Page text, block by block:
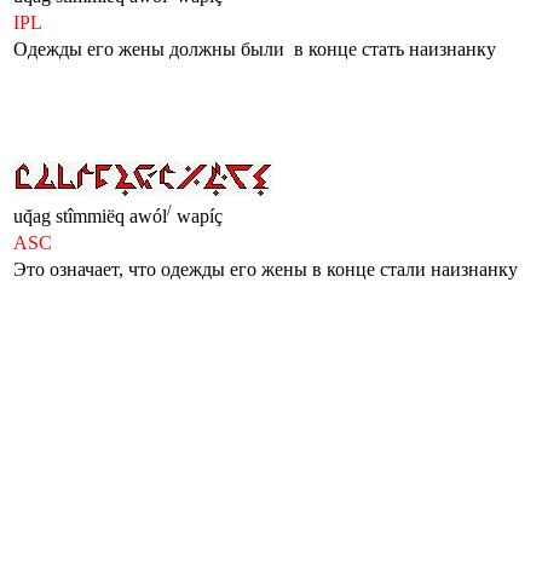
IPL
Одежды его жены должны были в конце стать наизнанку
uq̌ag stîmmiëq awól/ wapíç
ASC
Это означает, что одежды его жены в конце стали наизнанку